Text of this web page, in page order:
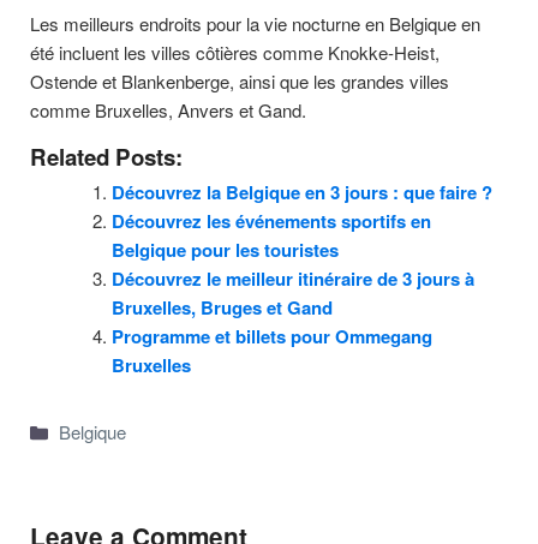
Les meilleurs endroits pour la vie nocturne en Belgique en
été incluent les villes côtières comme Knokke-Heist,
Ostende et Blankenberge, ainsi que les grandes villes
comme Bruxelles, Anvers et Gand.
Related Posts:
Découvrez la Belgique en 3 jours : que faire ?
Découvrez les événements sportifs en
Belgique pour les touristes
Découvrez le meilleur itinéraire de 3 jours à
Bruxelles, Bruges et Gand
Programme et billets pour Ommegang
Bruxelles
Categories
Belgique
Leave a Comment